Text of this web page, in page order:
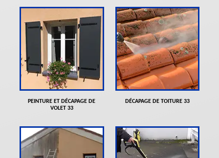
PEINTURE ET DÉCAPAGE DE
VOLET 33
DÉCAPAGE DE TOITURE 33